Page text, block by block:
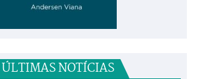
ÚLTIMAS NOTÍCIAS